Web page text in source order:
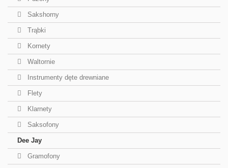
Sakshorny
Trąbki
Kornety
Waltornie
Instrumenty dęte drewniane
Flety
Klarnety
Saksofony
Dee Jay
Gramofony